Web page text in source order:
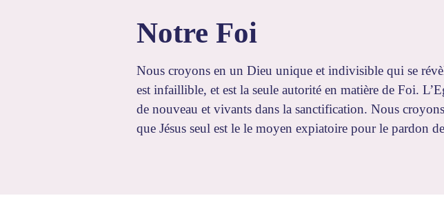
Notre Foi
Nous croyons en un Dieu unique et indivisible qui se
est infaillible, et est la seule autorité en matière de Foi.
de nouveau et vivants dans la sanctification. Nous
que Jésus seul est le le moyen expiatoire pour le pardon